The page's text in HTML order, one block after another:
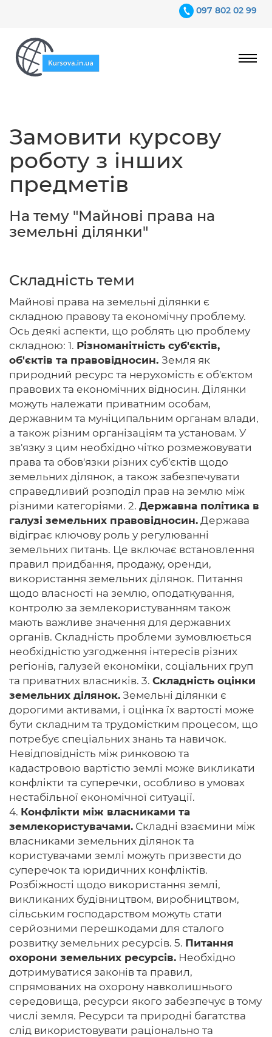
097 802 02 99
Замовити курсову
роботу з інших
предметів
На тему "Майнові права на
земельні ділянки"
Складність теми
Майнові права на земельні ділянки є
складною правову та економічну проблему.
Ось деякі аспекти, що роблять цю проблему
складною: 1. Різноманітність суб'єктів,
об'єктів та правовідносин. Земля як
природний ресурс та нерухомість є об'єктом
правових та економічних відносин. Ділянки
можуть належати приватним особам,
державним та муніципальним органам влади,
а також різним організаціям та установам. У
зв'язку з цим необхідно чітко розмежовувати
права та обов'язки різних суб'єктів щодо
земельних ділянок, а також забезпечувати
справедливий розподіл прав на землю між
різними категоріями. 2. Державна політика в
галузі земельних правовідносин. Держава
відіграє ключову роль у регулюванні
земельних питань. Це включає встановлення
правил придбання, продажу, оренди,
використання земельних ділянок. Питання
щодо власності на землю, оподаткування,
контролю за землекористуванням також
мають важливе значення для державних
органів. Складність проблеми зумовлюється
необхідністю узгодження інтересів різних
регіонів, галузей економіки, соціальних груп
та приватних власників. 3. Складність оцінки
земельних ділянок. Земельні ділянки є
дорогими активами, і оцінка їх вартості може
бути складним та трудомістким процесом, що
потребує спеціальних знань та навичок.
Невідповідність між ринковою та
кадастровою вартістю землі може викликати
конфлікти та суперечки, особливо в умовах
нестабільної економічної ситуації.
4. Конфлікти між власниками та
землекористувачами. Складні взаємини між
власниками земельних ділянок та
користувачами землі можуть призвести до
суперечок та юридичних конфліктів.
Розбіжності щодо використання землі,
викликаних будівництвом, виробництвом,
сільським господарством можуть стати
серйозними перешкодами для сталого
розвитку земельних ресурсів. 5. Питання
охорони земельних ресурсів. Необхідно
дотримуватися законів та правил,
спрямованих на охорону навколишнього
середовища, ресурси якого забезпечує в тому
числі земля. Ресурси та природні багатства
слід використовувати раціонально та
Гарантії
Відгуки
Контакти
Головна
Авторам
Умови
Вхiд